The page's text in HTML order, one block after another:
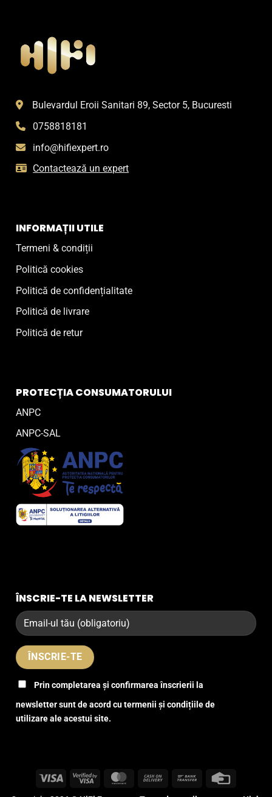
Bulevardul Eroii Sanitari 89, Sector 5, Bucuresti
0758818181
info@hifiexpert.ro
Contactează un expert
INFORMAȚII UTILE
Termeni & condiții
Politică cookies
Politică de confidențialitate
Politică de livrare
Politică de retur
PROTECȚIA CONSUMATORULUI
ANPC
ANPC-SAL
ÎNSCRIE-TE LA NEWSLETTER
Prin completarea și confirmarea înscrierii la
newsletter sunt de acord cu termenii și condițiile de
utilizare ale acestui site.
Visa
Visa
MasterCardCash
Bank